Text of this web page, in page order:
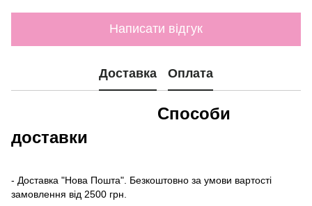
Написати відгук
Доставка Оплата
Способи
доставки
- Доставка "Нова Пошта". Безкоштовно за умови вартості
замовлення від 2500 грн.